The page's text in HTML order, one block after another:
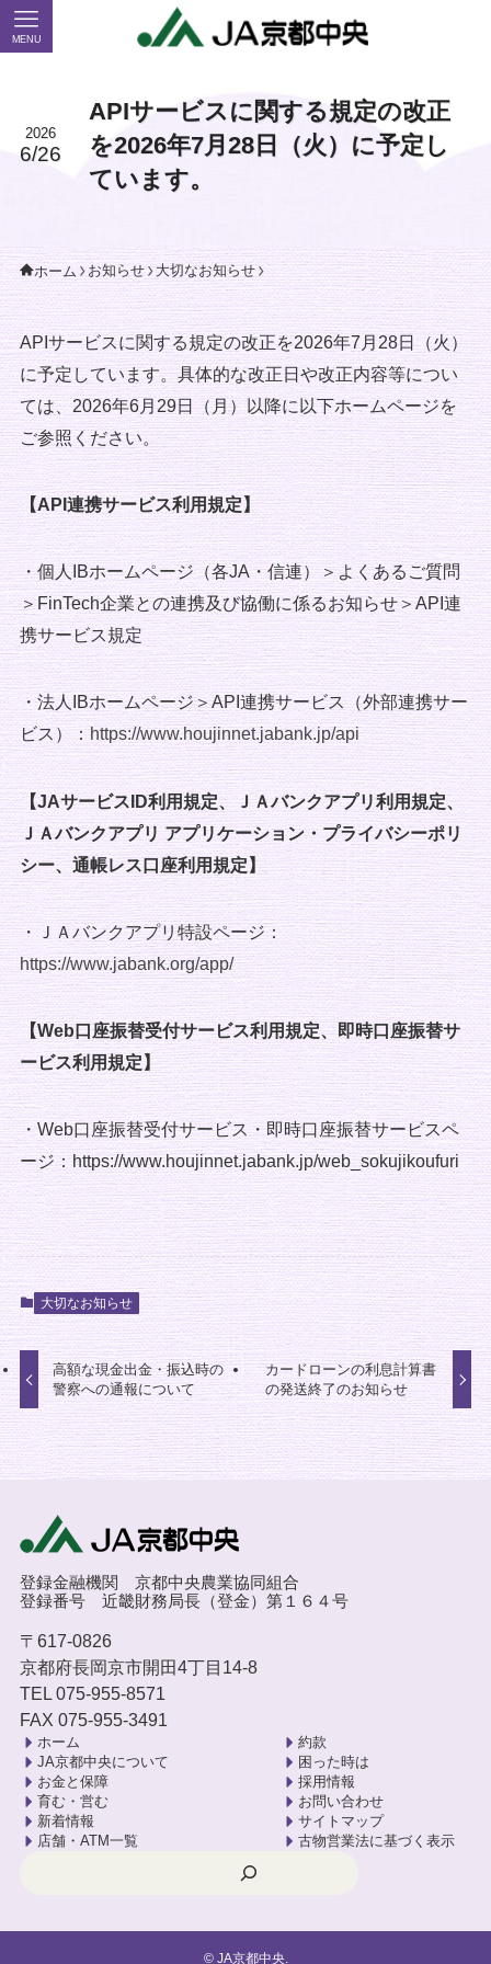
MENU
APIサービスに関する規定の改正
を2026年7月28日（火）に予定し
ています。
2026
6/26
ホーム お知らせ 大切なお知らせ
APIサービスに関する規定の改正を2026年7月28日（火）
に予定しています。具体的な改正日や改正内容等につい
ては、2026年6月29日（月）以降に以下ホームページを
ご参照ください。
【API連携サービス利用規定】
・個人IBホームページ（各JA・信連）＞よくあるご質問
＞FinTech企業との連携及び協働に係るお知らせ＞API連
携サービス規定
・法人IBホームページ＞API連携サービス（外部連携サー
ビス）： https://www.houjinnet.jabank.jp/api
【JAサービスID利用規定、ＪＡバンクアプリ利用規定、
ＪＡバンクアプリ アプリケーション・プライバシーポリ
シー、通帳レス口座利用規定】
・ＪＡバンクアプリ特設ページ：
https://www.jabank.org/app/
【Web口座振替受付サービス利用規定、即時口座振替サ
ービス利用規定】
・Web口座振替受付サービス・即時口座振替サービスペ
ージ：https://www.houjinnet.jabank.jp/web_sokujikoufuri
大切なお知らせ
高額な現金出金・振込時の
警察への通報について
カードローンの利息計算書
の発送終了のお知らせ
登録金融機関 京都中央農業協同組合
登録番号 近畿財務局長（登金）第１６４号
〒617-0826
京都府長岡京市開田4丁目14-8
TEL 075-955-8571
FAX 075-955-3491
ホーム
JA京都中央について
お金と保障
育む・営む
新着情報
店舗・ATM一覧
約款
困った時は
採用情報
お問い合わせ
サイトマップ
古物営業法に基づく表示
©JA京都中央.